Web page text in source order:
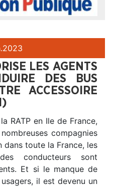
2023
LES AGENTS
DES BUS
ACCESSOIRE
RATP en Ile de France,
compagnies
toute la France, les
conducteurs sont
Et si le manque de
il est devenu un